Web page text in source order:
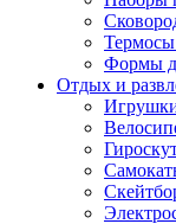
Формы
Отдых и